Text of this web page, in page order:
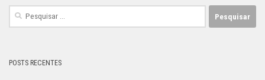
Pesquisar
POSTS RECENTES